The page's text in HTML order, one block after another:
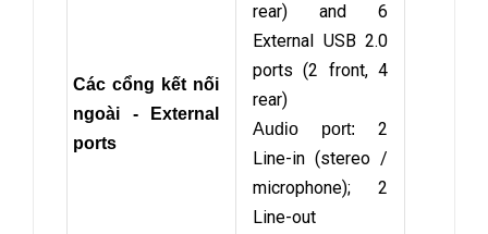
Các cổng kết nối
ngoài - External
ports
rear) and 6
External USB 2.0
ports (2 front, 4
rear)
Audio port: 2
Line-in (stereo /
microphone); 2
Line-out